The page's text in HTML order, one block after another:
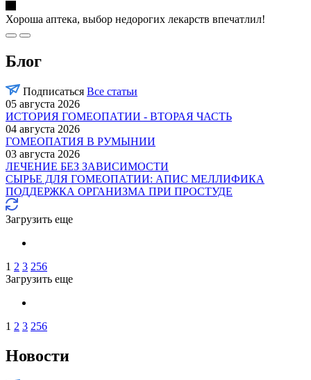
Хороша аптека, выбор недорогих лекарств впечатлил!
Блог
Подписаться Все статьи
05 августа 2026
ИСТОРИЯ ГОМЕОПАТИИ - ВТОРАЯ ЧАСТЬ
04 августа 2026
ГОМЕОПАТИЯ В РУМЫНИИ
03 августа 2026
ЛЕЧЕНИЕ БЕЗ ЗАВИСИМОСТИ
СЫРЬЕ ДЛЯ ГОМЕОПАТИИ: АПИС МЕЛЛИФИКА
ПОДДЕРЖКА ОРГАНИЗМА ПРИ ПРОСТУДЕ
Загрузить еще
1 2 3 256
Загрузить еще
1 2 3 256
Новости